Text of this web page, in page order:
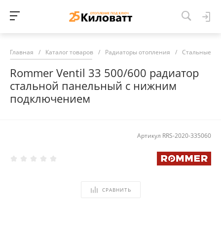
Главная / Каталог товаров / Радиаторы отопления / Стальные
Rommer Ventil 33 500/600 радиатор
стальной панельный с нижним
подключением
Артикул RRS-2020-335060
СРАВНИТЬ